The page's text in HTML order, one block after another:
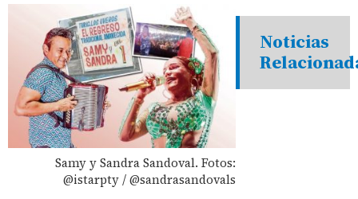
Samy y Sandra Sandoval. Fotos:
@istarpty / @sandrasandovals
Noticias